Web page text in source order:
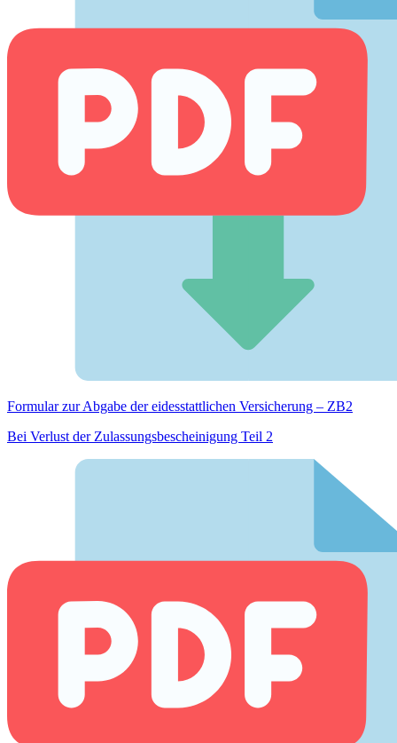
Formular zur Abgabe der eides­stattlichen Versicherung – ZB2
Bei Verlust der Zulassungsbescheinigung Teil 2